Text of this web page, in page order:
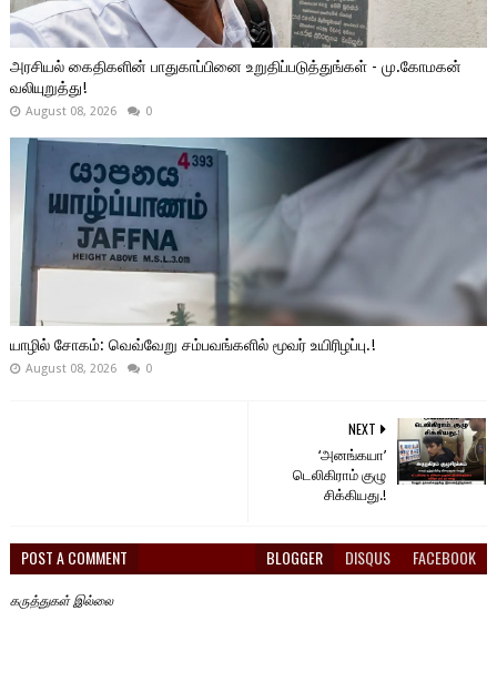
அரசியல் கைதிகளின் பாதுகாப்பினை உறுதிப்படுத்துங்கள் - மு.கோமகன்
வலியுறுத்து!
August 08, 2026 0
யாழில் சோகம்: வெவ்வேறு சம்பவங்களில் மூவர் உயிரிழப்பு.!
August 08, 2026 0
NEXT
‘அனங்கயா’
டெலிகிராம் குழு
சிக்கியது.!
POST A COMMENT BLOGGER DISQUS FACEBOOK
கருத்துகள் இல்லை